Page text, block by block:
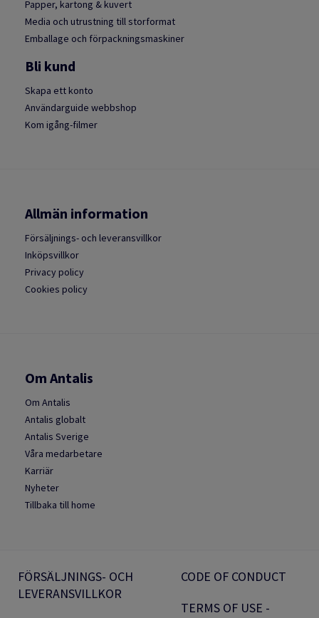
Papper, kartong & kuvert
Media och utrustning till storformat
Emballage och förpackningsmaskiner
Bli kund
Skapa ett konto
Användarguide webbshop
Kom igång-filmer
Allmän information
Försäljnings- och leveransvillkor
Inköpsvillkor
Privacy policy
Cookies policy
Om Antalis
Om Antalis
Antalis globalt
Antalis Sverige
Våra medarbetare
Karriär
Nyheter
Tillbaka till home
FÖRSÄLJNINGS- OCH
LEVERANSVILLKOR
CODE OF CONDUCT
TERMS OF USE -